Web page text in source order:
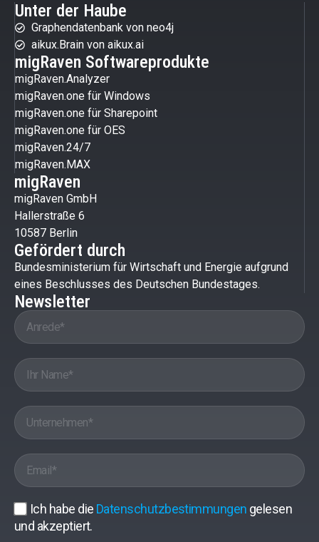
Unter der Haube
Graphendatenbank von neo4j
aikux.Brain von aikux.ai
migRaven Softwareprodukte
migRaven.Analyzer
migRaven.one für Windows
migRaven.one für Sharepoint
migRaven.one für OES
migRaven.24/7
migRaven.MAX
migRaven
migRaven GmbH
Hallerstraße 6
10587 Berlin
Gefördert durch
Bundesministerium für Wirtschaft und Energie aufgrund
eines Beschlusses des Deutschen Bundestages.
Newsletter
Ich habe die Datenschutzbestimmungen gelesen
und akzeptiert.